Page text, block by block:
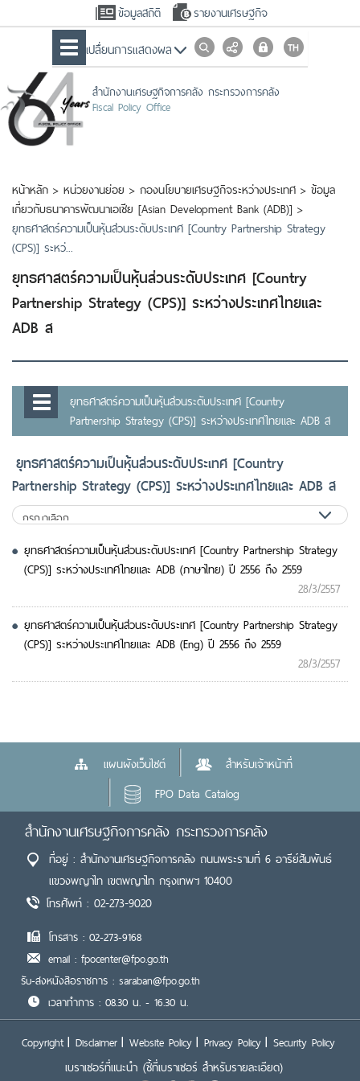
ข้อมูลสถิติ รายงานเศรษฐกิจ
เปลื่ยนการแสดงผล
สำนักงานเศรษฐกิจการคลัง กระทรวงการคลัง
Fiscal Policy Office
หน้าหลัก > หน่วยงานย่อย > กองนโยบายเศรษฐกิจระหว่างประเทศ > ข้อมูล
เกี่ยวกับธนาคารพัฒนาเอเชีย [Asian Development Bank (ADB)] >
ยุทธศาสตร์ความเป็นหุ้นส่วนระดับประเทศ [Country Partnership Strategy
(CPS)] ระหว่...
ยุทธศาสตร์ความเป็นหุ้นส่วนระดับประเทศ [Country
Partnership Strategy (CPS)] ระหว่างประเทศไทยและ
ADB ส
ยุทธศาสตร์ความเป็นหุ้นส่วนระดับประเทศ [Country
Partnership Strategy (CPS)] ระหว่างประเทศไทยและ ADB ส
ยุทธศาสตร์ความเป็นหุ้นส่วนระดับประเทศ [Country
Partnership Strategy (CPS)] ระหว่างประเทศไทยและ ADB ส
ยุทธศาสตร์ความเป็นหุ้นส่วนระดับประเทศ [Country Partnership Strategy
(CPS)] ระหว่างประเทศไทยและ ADB (ภาษาไทย) ปี 2556 ถึง 2559
28/3/2557
ยุทธศาสตร์ความเป็นหุ้นส่วนระดับประเทศ [Country Partnership Strategy
(CPS)] ระหว่างประเทศไทยและ ADB (Eng) ปี 2556 ถึง 2559
28/3/2557
แผนผังเว็บไซต์
สำหรับเจ้าหน้าที่
FPO Data Catalog
สำนักงานเศรษฐกิจการคลัง กระทรวงการคลัง
ที่อยู่ : สำนักงานเศรษฐกิจการคลัง ถนนพระรามที่ 6 อารีย์สัมพันธ์
แขวงพญาไท เขตพญาไท กรุงเทพฯ 10400
โทรศัพท์ : 02-273-9020
โทรสาร : 02-273-9168
email : fpocenter@fpo.go.th
รับ-ส่งหนังสือราชการ : saraban@fpo.go.th
เวลาทำการ : 08.30 น. - 16.30 น.
Copyright Disclaimer Website Policy Privacy Policy Security Policy
เบราเซอร์ที่แนะนำ (ชี้ที่เบราเซอร์ สำหรับรายละเอียด)